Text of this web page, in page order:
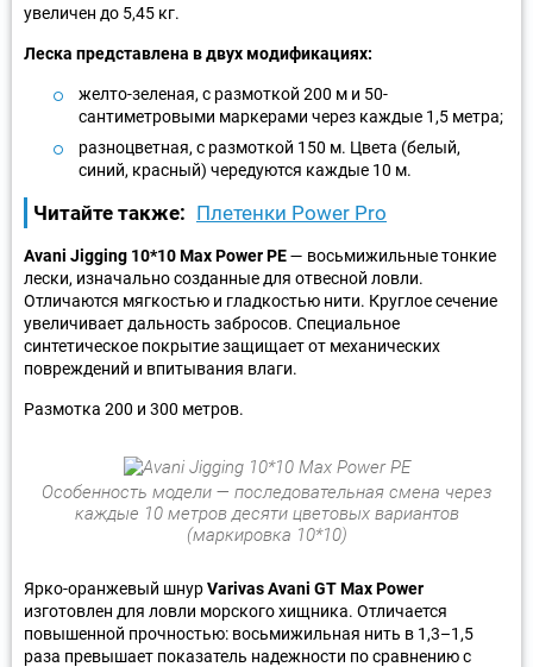
увеличен до 5,45 кг.
Леска представлена в двух модификациях:
желто-зеленая, с размоткой 200 м и 50-
сантиметровыми маркерами через каждые 1,5 метра;
разноцветная, с размоткой 150 м. Цвета (белый,
синий, красный) чередуются каждые 10 м.
Читайте также: Плетенки Power Pro
Avani Jigging 10*10 Max Power PE— восьмижильные тонкие
лески, изначально созданные для отвесной ловли.
Отличаются мягкостью и гладкостью нити. Круглое сечение
увеличивает дальность забросов. Специальное
синтетическое покрытие защищает от механических
повреждений и впитывания влаги.
Размотка 200 и 300 метров.
Особенность модели — последовательная смена через
каждые 10 метров десяти цветовых вариантов
(маркировка 10*10)
Ярко-оранжевый шнурVarivas Avani GT Max Power
изготовлен для ловли морского хищника. Отличается
повышенной прочностью: восьмижильная нить в 1,3–1,5
раза превышает показатель надежности по сравнению с